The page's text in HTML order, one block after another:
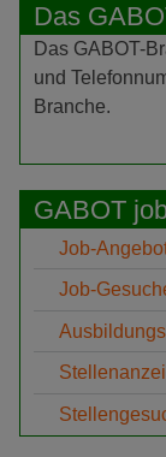
Das
Das GABOT-
und
Branche.
GABOT
Job-
Job-